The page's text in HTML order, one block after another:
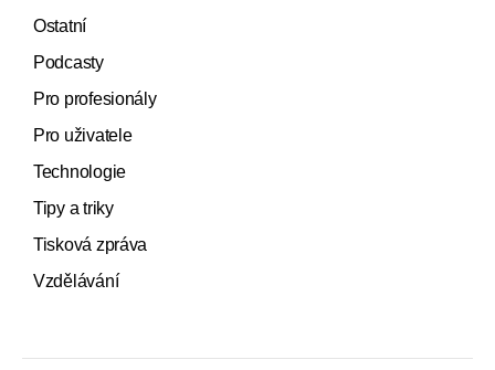
Ostatní
Podcasty
Pro profesionály
Pro uživatele
Technologie
Tipy a triky
Tisková zpráva
Vzdělávání